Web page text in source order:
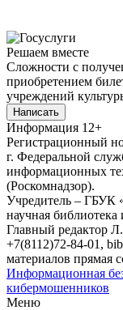
Решаем вместе
Сложности с
приобретением
учреждений
Написать
Информация 12+
Регистрационный
г. Федеральной
информационных
(Роскомнадзор).
Учредитель – ГБУК
научная
Главный редактор
+7(8112)72-84-01,
материалов прямая
Информационная
кибермошенников
Меню